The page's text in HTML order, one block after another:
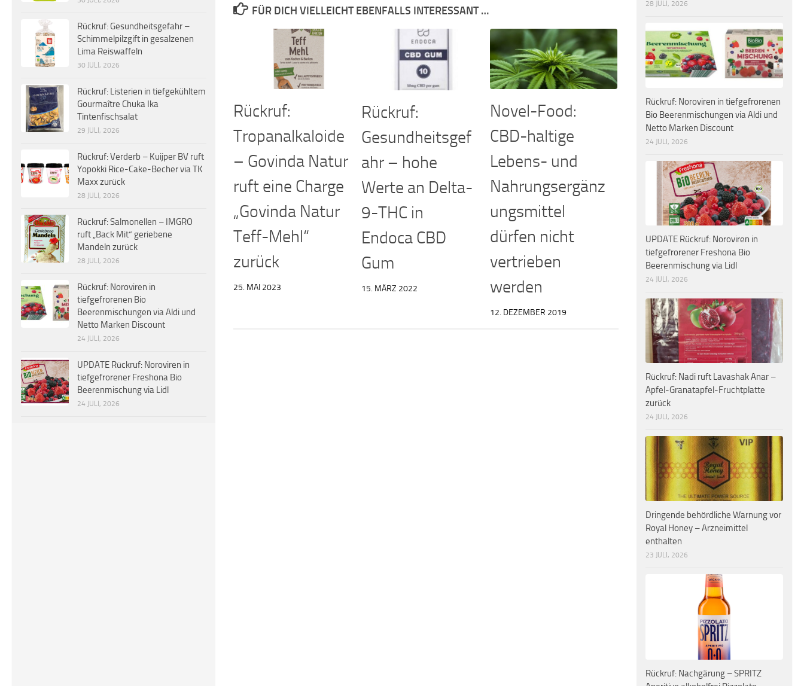
FÜR DICH VIELLEICHT EBENFALLS INTERESSANT …
Rückruf:
Tropanalkaloide
– Govinda Natur
ruft eine Charge
„Govinda Natur
Teff-Mehl“
zurück
25. MAI 2023
Rückruf:
Gesundheitsgef
ahr – hohe
Werte an Delta-
9-THC in
Endoca CBD
Gum
15. MÄRZ 2022
Novel-Food:
CBD-haltige
Lebens- und
Nahrungsergänz
ungsmittel
dürfen nicht
vertrieben
werden
12. DEZEMBER 2019
Rückruf: Gesundheitsgefahr –
Schimmelpilzgift in gesalzenen
Lima Reiswaffeln
30 JULI, 2026
Rückruf: Listerien in tiefgekühltem
Gourmaître Chuka Ika
Tintenfischsalat
29 JULI, 2026
Rückruf: Verderb – Kuijper BV ruft
Yopokki Rice-Cake-Becher via TK
Maxx zurück
28 JULI, 2026
Rückruf: Salmonellen – IMGRO
ruft „Back Mit“ geriebene
Mandeln zurück
28 JULI, 2026
Rückruf: Noroviren in
tiefgefrorenen Bio
Beerenmischungen via Aldi und
Netto Marken Discount
24 JULI, 2026
UPDATE Rückruf: Noroviren in
tiefgefrorener Freshona Bio
Beerenmischung via Lidl
24 JULI, 2026
28 JULI, 2026
Rückruf: Noroviren in tiefgefrorenen
Bio Beerenmischungen via Aldi und
Netto Marken Discount
24 JULI, 2026
UPDATE Rückruf: Noroviren in
tiefgefrorener Freshona Bio
Beerenmischung via Lidl
24 JULI, 2026
Rückruf: Nadi ruft Lavashak Anar –
Apfel-Granatapfel-Fruchtplatte
zurück
24 JULI, 2026
Dringende behördliche Warnung vor
Royal Honey – Arzneimittel
enthalten
23 JULI, 2026
Rückruf: Nachgärung – SPRITZ